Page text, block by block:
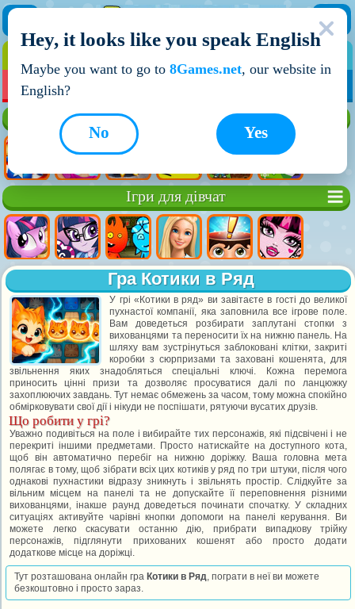
НОВІ ІГРИ
Ігри для дівчат
Гра Котики в Ряд
У грі «Котики в ряд» ви завітаєте в гості до великої
пухнастої компанії, яка заповнила все ігрове поле.
Вам доведеться розбирати заплутані стопки з
вихованцями та переносити їх на нижню панель. На
шляху вам зустрінуться заблоковані клітки, закриті
коробки з сюрпризами та заховані кошенята, для
звільнення яких знадобляться спеціальні ключі. Кожна перемога
приносить цінні призи та дозволяє просуватися далі по ланцюжку
захоплюючих завдань. Тут немає обмежень за часом, тому можна спокійно
обмірковувати свої дії і нікуди не поспішати, рятуючи вусатих друзів.
Що робити у грі?
Уважно подивіться на поле і вибирайте тих персонажів, які підсвічені і не
перекриті іншими предметами. Просто натискайте на доступного кота,
щоб він автоматично перебіг на нижню доріжку. Ваша головна мета
полягає в тому, щоб зібрати всіх цих котиків у ряд по три штуки, після чого
однакові пухнастики відразу зникнуть і звільнять простір. Слідкуйте за
вільним місцем на панелі та не допускайте її переповнення різними
вихованцями, інакше раунд доведеться починати спочатку. У складних
ситуаціях активуйте чарівні кнопки допомоги на панелі керування. Ви
можете легко скасувати останню дію, прибрати випадкову трійку
персонажів, підглянути прихованих кошенят або просто додати
додаткове місце на доріжці.
Тут розташована онлайн гра Котики в Ряд, пограти в неї ви можете
безкоштовно і просто зараз.
Hey, it looks like you speak English
Maybe you want to go to 8Games.net, our website in
English?
Yes
No